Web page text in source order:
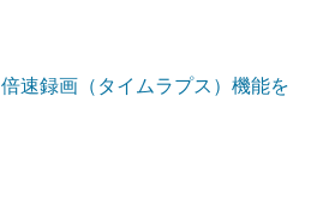
倍速録画（タイムラプス）機能を